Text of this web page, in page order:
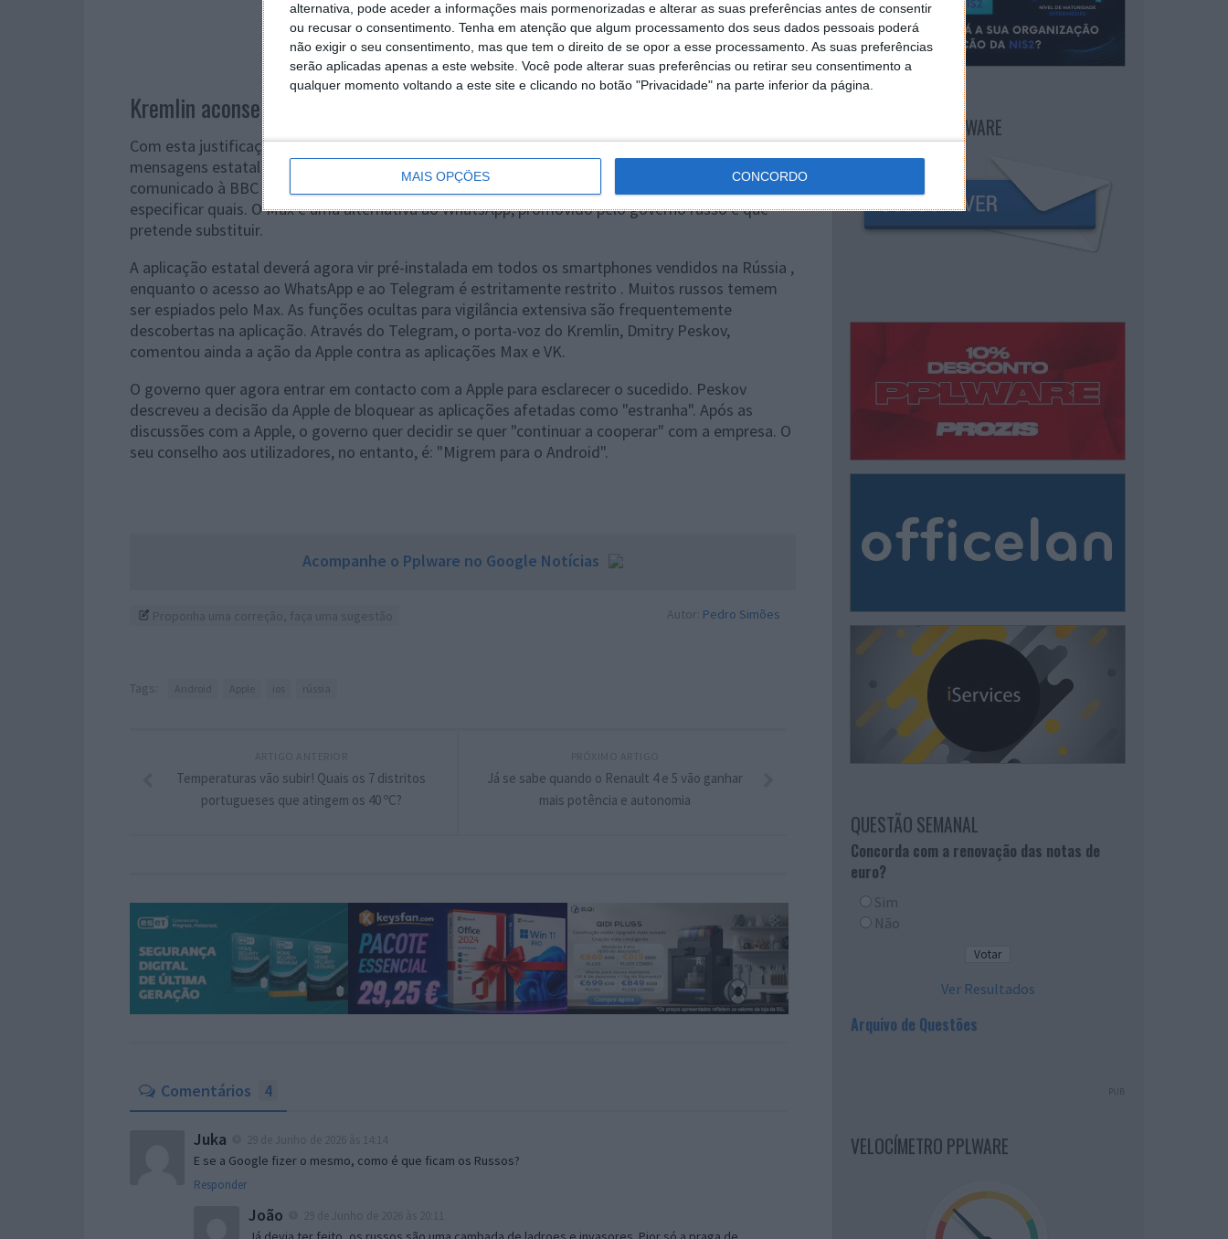
alternativa, pode aceder a informações mais pormenorizadas e alterar as suas preferências antes de consentir
ou recusar o consentimento. Tenha em atenção que algum processamento dos seus dados pessoais poderá
não exigir o seu consentimento, mas que tem o direito de se opor a esse processamento. As suas preferências
serão aplicadas apenas a este website. Você pode alterar suas preferências ou retirar seu consentimento a
qualquer momento voltando a este site e clicando no botão "Privacidade" na parte inferior da página.
MAIS OPÇÕES CONCORDO
Kremlin aconselha todos a usar Android
Com esta justificação, a Apple já tinha tomado a mesma medida contra a aplicação de
mensagens estatal russa Max, também pertencente ao grupo VK, no início de junho. Em
comunicado à BBC , a Apple alegou que a medida visa o cumprimento das sanções, sem
especificar quais. O Max é uma alternativa ao WhatsApp, promovido pelo governo russo e que
pretende substituir.
A aplicação estatal deverá agora vir pré-instalada em todos os smartphones vendidos na Rússia ,
enquanto o acesso ao WhatsApp e ao Telegram é estritamente restrito . Muitos russos temem
ser espiados pelo Max. As funções ocultas para vigilância extensiva são frequentemente
descobertas na aplicação. Através do Telegram, o porta-voz do Kremlin, Dmitry Peskov,
comentou ainda a ação da Apple contra as aplicações Max e VK.
O governo quer agora entrar em contacto com a Apple para esclarecer o sucedido. Peskov
descreveu a decisão da Apple de bloquear as aplicações afetadas como "estranha". Após as
discussões com a Apple, o governo quer decidir se quer "continuar a cooperar" com a empresa. O
seu conselho aos utilizadores, no entanto, é: "Migrem para o Android".
Acompanhe o Pplware no Google Notícias
Autor: Pedro Simões
Tags:
Já se sabe quando o Renault 4 e 5 vão ganhar
mais potência e autonomia
Temperaturas vão subir! Quais os 7 distritos
portugueses que atingem os 40 ºC?
Comentários 4
Juka
E se a Google fizer o mesmo, como é que ficam os Russos?
Responder
João
NEWSLETTER PPLWARE
QUESTÃO SEMANAL
Concorda com a renovação das notas de
euro?
Sim
Não
Ver Resultados
Arquivo de Questões
PUB
VELOCÍMETRO PPLWARE